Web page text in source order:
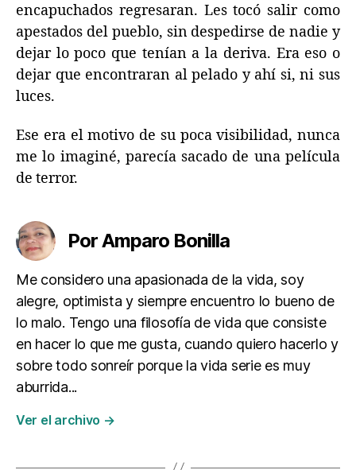
encapuchados regresaran. Les tocó salir como
apestados del pueblo, sin despedirse de nadie y
dejar lo poco que tenían a la deriva. Era eso o
dejar que encontraran al pelado y ahí si, ni sus
luces.
Ese era el motivo de su poca visibilidad, nunca
me lo imaginé, parecía sacado de una película
de terror.
Por Amparo Bonilla
Me considero una apasionada de la vida, soy
alegre, optimista y siempre encuentro lo bueno de
lo malo. Tengo una filosofía de vida que consiste
en hacer lo que me gusta, cuando quiero hacerlo y
sobre todo sonreír porque la vida serie es muy
aburrida...
Ver el archivo →